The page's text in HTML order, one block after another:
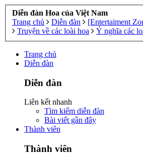
Diễn đàn Hoa của Việt Nam
Trang chủ
Diễn đàn
[Entertaiment
Truyện về các loài hoa
Ý nghĩa các
Trang chủ
Diễn đàn
Diễn đàn
Liên kết nhanh
Tìm kiếm diễn đàn
Bài viết gần đây
Thành viên
Thành viên